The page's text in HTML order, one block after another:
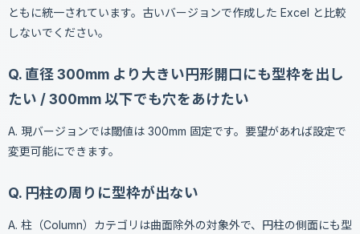
ともに統一されています。古いバージョンで作成した Excel と比較
しないでください。
Q. 直径 300mm より大きい円形開口にも型枠を出し
たい / 300mm 以下でも穴をあけたい
A. 現バージョンでは閾値は 300mm 固定です。要望があれば設定で
変更可能にできます。
Q. 円柱の周りに型枠が出ない
A. 柱（Column）カテゴリは曲面除外の対象外で、円柱の側面にも型